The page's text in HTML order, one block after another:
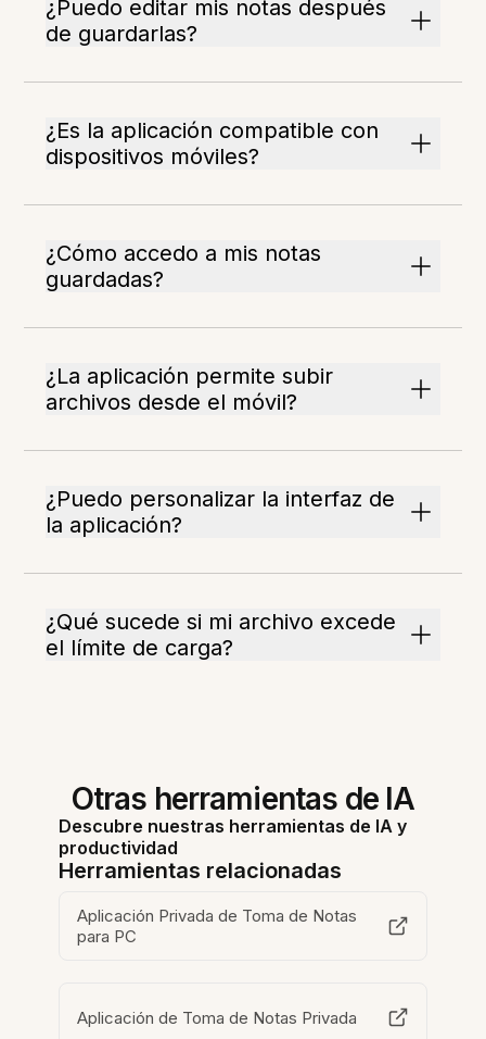
¿Puedo editar mis notas después
de guardarlas?
¿Es la aplicación compatible con
dispositivos móviles?
¿Cómo accedo a mis notas
guardadas?
¿La aplicación permite subir
archivos desde el móvil?
¿Puedo personalizar la interfaz de
la aplicación?
¿Qué sucede si mi archivo excede
el límite de carga?
Otras herramientas de IA
Descubre nuestras herramientas de IA y
productividad
Herramientas relacionadas
Aplicación Privada de Toma de Notas
para PC
Aplicación de Toma de Notas Privada